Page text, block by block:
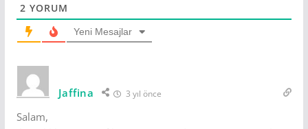
2 YORUM
Yeni Mesajlar
Jaffina 3 yıl önce
Salam,